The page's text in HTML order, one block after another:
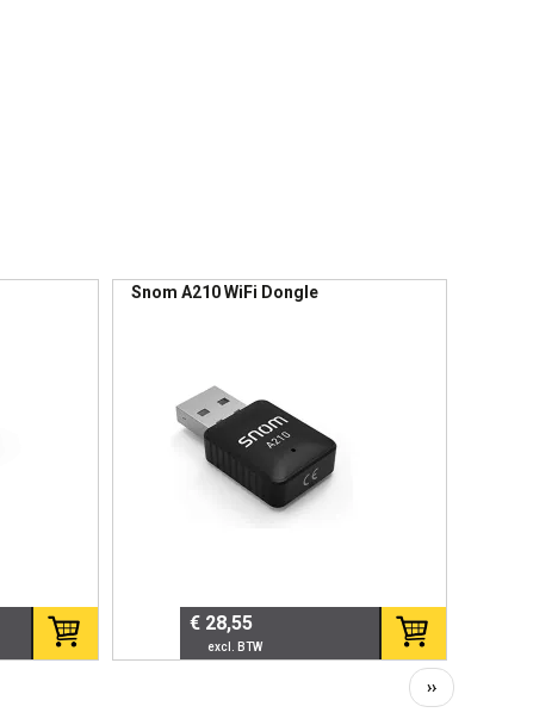
Snom A210 WiFi Dongle
€ 28,55
Volgende
pagina
››